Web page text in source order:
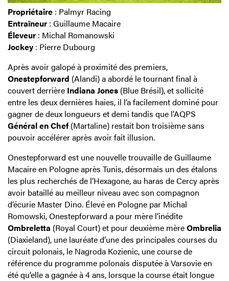
Propriétaire : Palmyr Racing
Entraîneur : Guillaume Macaire
Éleveur : Michal Romanowski
Jockey : Pierre Dubourg
Après avoir galopé à proximité des premiers,
Onestepforward (Alandi) a abordé le tournant final à
couvert derrière Indiana Jones (Blue Brésil), et sollicité
entre les deux dernières haies, il l’a facilement dominé pour
gagner de deux longueurs et demi tandis que l’AQPS
Général en Chef (Martaline) restait bon troisième sans
pouvoir accélérer après avoir fait illusion.
Onestepforward est une nouvelle trouvaille de Guillaume
Macaire en Pologne après Tunis, désormais un des étalons
les plus recherchés de l’Hexagone, au haras de Cercy après
avoir bataillé au meilleur niveau avec son compagnon
d’écurie Master Dino. Élevé en Pologne par Michal
Romowski, Onestepforward a pour mère l’inédite
Ombreletta (Royal Court) et pour deuxième mèreOmbrelia
(Diaxieland), une lauréate d’une des principales courses du
circuit polonais, le Nagroda Kozienic, une course de
référence du programme polonais disputée à Varsovie en
été qu’elle a gagnée à 4 ans, lorsque la course était longue